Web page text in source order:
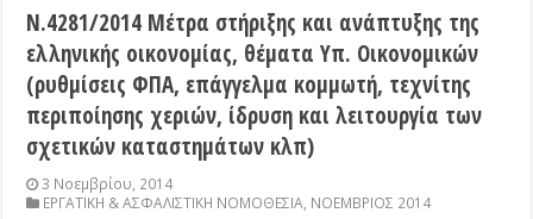
Ν.4281/2014 Μέτρα στήριξης και ανάπτυξης της
ελληνικής οικονομίας, θέματα Υπ. Οικονομικών
(ρυθμίσεις ΦΠΑ, επάγγελμα κομμωτή, τεχνίτης
περιποίησης χεριών, ίδρυση και λειτουργία των
σχετικών καταστημάτων κλπ)
3 Νοεμβρίου, 2014
ΕΡΓΑΤΙΚΗ & ΑΣΦΑΛΙΣΤΙΚΗ ΝΟΜΟΘΕΣΙΑ, ΝΟΕΜΒΡΙΟΣ 2014